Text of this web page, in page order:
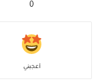
0
أعجبني